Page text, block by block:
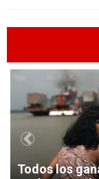
Todos los
Previous